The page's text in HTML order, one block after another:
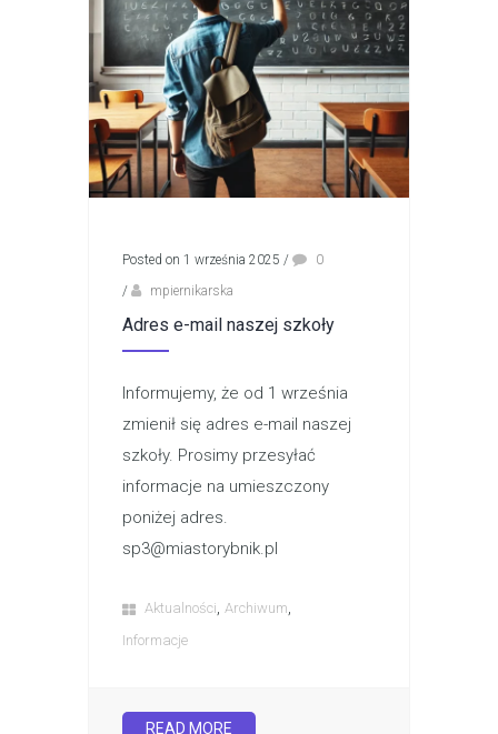
Posted on 1 września 2025 /
0
/
mpiernikarska
Adres e-mail naszej szkoły
Informujemy, że od 1 września
zmienił się adres e-mail naszej
szkoły. Prosimy przesyłać
informacje na umieszczony
poniżej adres.
sp3@miastorybnik.pl
Aktualności, Archiwum,
Informacje
READ MORE